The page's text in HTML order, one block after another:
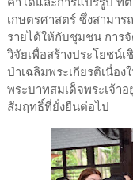
เกษตรศาสตร์ ซึ่งสามาร
รายได้ให้กับชุมชน การ
วิจัยเพื่อสร้างประโยชน์
ป่าเฉลิมพระเกียรติเนื่อ
พระบาทสมเด็จพระเจ้า
สัมฤทธิ์ที่ยั่งยืนต่อไป